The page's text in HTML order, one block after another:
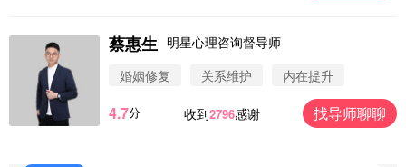
蔡惠生 明星心理咨询督导师
婚姻修复
关系维护 内在提升
4.7分 收到2796感谢 找导师聊聊
微信用户 大太阳 通过此页面咨询，已获得专属情感
方案
微信用户 安康 通过此页面咨询，已获得专属情感方